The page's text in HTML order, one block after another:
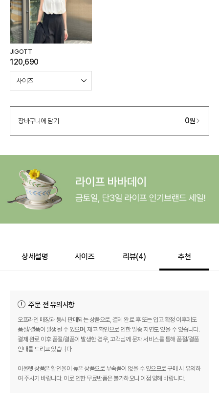
JIGOTT
120,690
장바구니에 담기 0원
상세설명 사이즈 리뷰(4) 추천
주문 전 유의사항
오프라인 매장과 동시 판매되는 상품으로, 결제 완료 후 또는 입고 확정 이후에도
품절/결품이 발생될 수 있으며, 재고 확인으로 인한 발송 지연도 있을 수 있습니다.
결제 완료 이후 품절/결품이 발생한 경우, 고객님께 문자 서비스를 통해 품절/결품
안내를 드리고 있습니다.
아울렛 상품은 할인율이 높은 상품으로 부속품이 없을 수 있으므로 구매 시 유의하
여 주시기 바랍니다. 이로 인한 무료반품은 불가하오니 이점 양해 바랍니다.